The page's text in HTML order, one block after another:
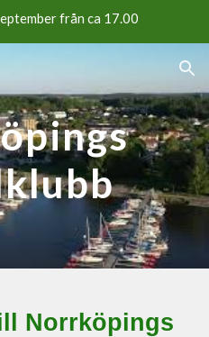
från ca 17.00
Norrköpings